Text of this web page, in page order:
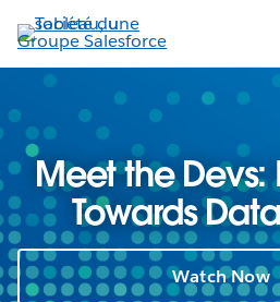
Aller
au
contenu
principal
Meet the
Towards
Watch Now